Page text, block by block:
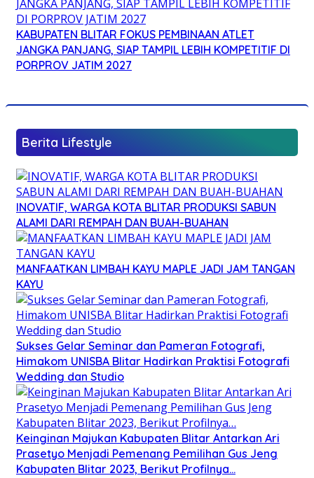
KABUPATEN BLITAR FOKUS PEMBINAAN ATLET
JANGKA PANJANG, SIAP TAMPIL LEBIH KOMPETITIF DI
PORPROV JATIM 2027
Berita Lifestyle
INOVATIF, WARGA KOTA BLITAR PRODUKSI SABUN
ALAMI DARI REMPAH DAN BUAH-BUAHAN
MANFAATKAN LIMBAH KAYU MAPLE JADI JAM TANGAN
KAYU
Sukses Gelar Seminar dan Pameran Fotografi,
Himakom UNISBA Blitar Hadirkan Praktisi Fotografi
Wedding dan Studio
Keinginan Majukan Kabupaten Blitar Antarkan Ari
Prasetyo Menjadi Pemenang Pemilihan Gus Jeng
Kabupaten Blitar 2023, Berikut Profilnya…